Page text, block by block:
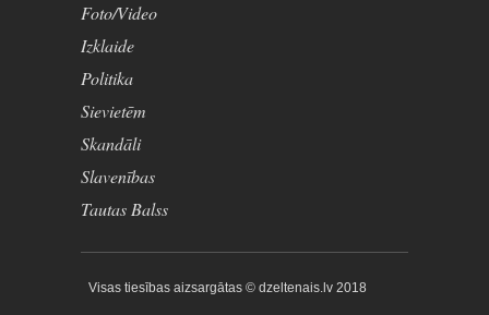
Foto/Video
Izklaide
Politika
Sievietēm
Skandāli
Slavenības
Tautas Balss
Visas tiesības aizsargātas © dzeltenais.lv 2018